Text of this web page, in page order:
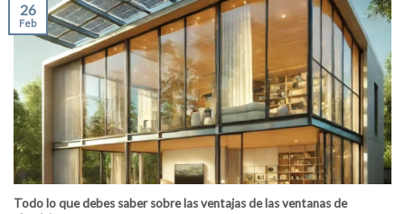
Todo lo que debes saber sobre las ventajas de las ventanas de
26
Feb